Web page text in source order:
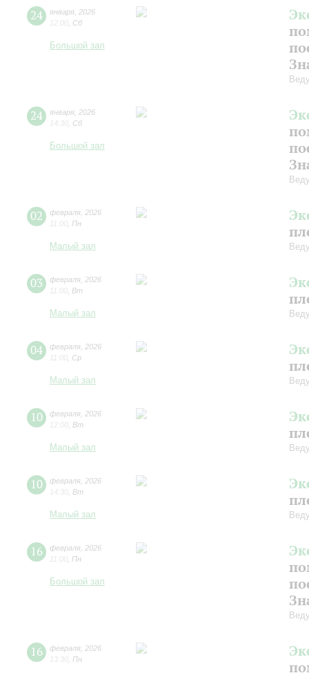
24 января 2026
12:00 Сб
Большой зал
24 января 2026
14:30 Сб
Большой зал
02 февраля 2026
11:00 Пн
Малый зал
03 февраля 2026
11:00 Вт
Малый зал
04 февраля 2026
11:00 Ср
Малый зал
10 февраля 2026
12:00 Вт
Малый зал
10 февраля 2026
14:30 Вт
Малый зал
16 февраля 2026
11:00 Пн
Большой зал
16 февраля 2026
13:30 Пн